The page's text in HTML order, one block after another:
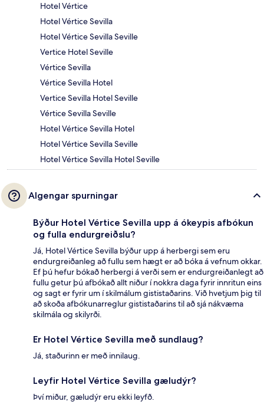
Hotel Vértice
Hotel Vértice Sevilla
Hotel Vértice Sevilla Seville
Vertice Hotel Seville
Vértice Sevilla
Vértice Sevilla Hotel
Vertice Sevilla Hotel Seville
Vértice Sevilla Seville
Hotel Vértice Sevilla Hotel
Hotel Vértice Sevilla Seville
Hotel Vértice Sevilla Hotel Seville
Algengar spurningar
Býður Hotel Vértice Sevilla upp á ókeypis afbókun
og fulla endurgreiðslu?
Já, Hotel Vértice Sevilla býður upp á herbergi sem eru
endurgreiðanleg að fullu sem hægt er að bóka á vefnum okkar.
Ef þú hefur bókað herbergi á verði sem er endurgreiðanlegt að
fullu getur þú afbókað allt niður í nokkra daga fyrir innritun eins
og sagt er fyrir um í skilmálum gististaðarins. Við hvetjum þig til
að skoða afbókunarreglur gististaðarins til að sjá nákvæma
skilmála og skilyrði.
Er Hotel Vértice Sevilla með sundlaug?
Já, staðurinn er með innilaug.
Leyfir Hotel Vértice Sevilla gæludýr?
Því miður, gæludýr eru ekki leyfð.